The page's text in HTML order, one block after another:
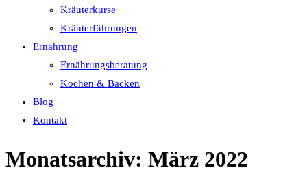
Kräuterkurse
Kräuterführungen
Ernährung
Ernährungsberatung
Kochen & Backen
Blog
Kontakt
Monatsarchiv: März 2022